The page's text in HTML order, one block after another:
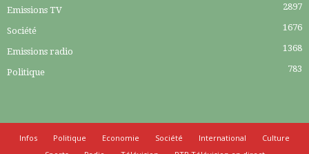
Emissions TV 2897
Société 1676
Emissions radio 1368
Politique 783
Infos Politique Economie Société International
Culture